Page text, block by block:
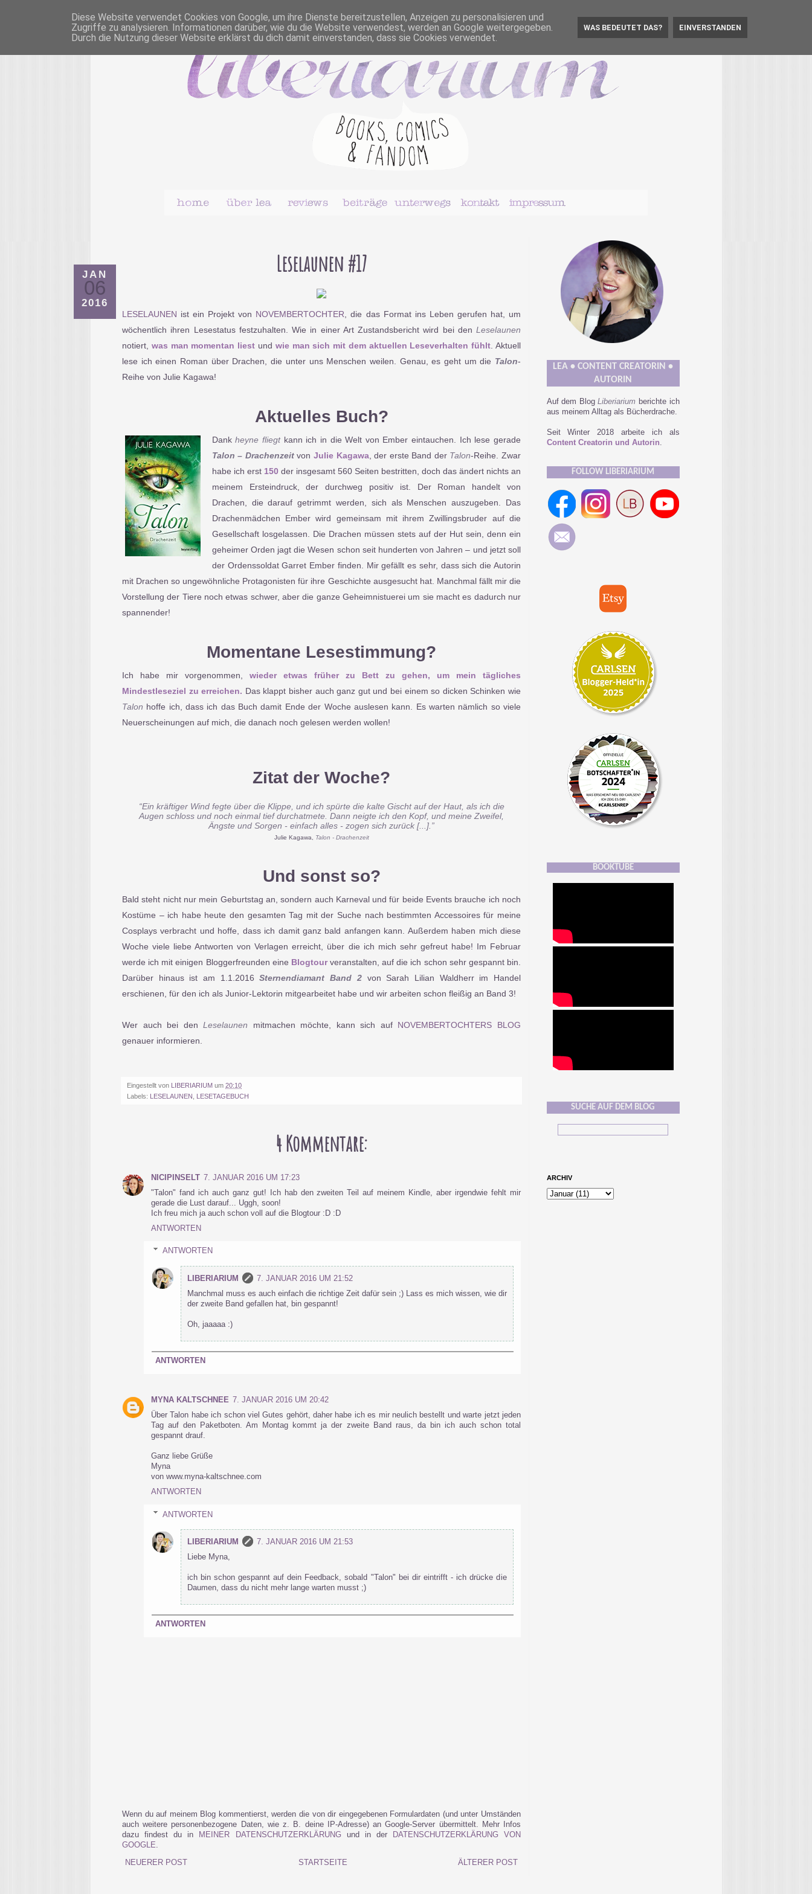
JAN
06
2016
Leselaunen #17
LESELAUNEN ist ein Projekt von NOVEMBERTOCHTER, die das Format ins Leben gerufen hat, um
wöchentlich ihren Lesestatus festzuhalten. Wie in einer Art Zustandsbericht wird bei den Leselaunen
notiert, was man momentan liest und wie man sich mit dem aktuellen Leseverhalten fühlt. Aktuell
lese ich einen Roman über Drachen, die unter uns Menschen weilen. Genau, es geht um die Talon-
Reihe von Julie Kagawa!
Aktuelles Buch?
Dankheyne fliegtkann ich in die Welt von Ember eintauchen. Ich lese gerade
Talon – DrachenzeitvonJulie Kagawa, der erste Band der Talon-Reihe. Zwar
habe ich erst 150der insgesamt 560 Seiten bestritten, doch das ändert nichts an
meinem Ersteindruck, der durchweg positiv ist. Der Roman handelt von
Drachen, die darauf getrimmt werden, sich als Menschen auszugeben. Das
Drachenmädchen Ember wird gemeinsam mit ihrem Zwillingsbruder auf die
Gesellschaft losgelassen. Die Drachen müssen stets auf der Hut sein, denn ein
geheimer Orden jagt die Wesen schon seit hunderten von Jahren – und jetzt soll
der Ordenssoldat Garret Ember finden. Mir gefällt es sehr, dass sich die Autorin
mit Drachen so ungewöhnliche Protagonisten für ihre Geschichte ausgesucht hat. Manchmal fällt mir die
Vorstellung der Tiere noch etwas schwer, aber die ganze Geheimnistuerei um sie macht es dadurch nur
spannender!
Momentane Lesestimmung?
Ich habe mir vorgenommen, wieder etwas früher zu Bett zu gehen, um mein tägliches
Mindestleseziel zu erreichen. Das klappt bisher auch ganz gut und bei einem so dicken Schinken wie
Talon hoffe ich, dass ich das Buch damit Ende der Woche auslesen kann. Es warten nämlich so viele
Neuerscheinungen auf mich, die danach noch gelesen werden wollen!
Zitat der Woche?
“Ein kräftiger Wind fegte über die Klippe, und ich spürte die kalte Gischt auf der Haut, als ich die
Augen schloss und noch einmal tief durchatmete. Dann neigte ich den Kopf, und meine Zweifel,
Ängste und Sorgen - einfach alles - zogen sich zurück [...]. ”
Julie Kagawa, Talon - Drachenzeit
Und sonst so?
Bald steht nicht nur mein Geburtstag an, sondern auch Karneval und für beide Events brauche ich noch
Kostüme – ich habe heute den gesamten Tag mit der Suche nach bestimmten Accessoires für meine
Cosplays verbracht und hoffe, dass ich damit ganz bald anfangen kann. Außerdem haben mich diese
Woche viele liebe Antworten von Verlagen erreicht, über die ich mich sehr gefreut habe! Im Februar
werde ich mit einigen Bloggerfreunden eine Blogtourveranstalten, auf die ich schon sehr gespannt bin.
Darüber hinaus ist am 1.1.2016Sternendiamant Band 2von Sarah Lilian Waldherr im Handel
erschienen, für den ich als Junior-Lektorin mitgearbeitet habe und wir arbeiten schon fleißig an Band 3!
Wer auch bei denLeselaunen mitmachen möchte, kann sich auf
NOVEMBERTOCHTERS BLOG
genauer informieren.
Eingestellt von LIBERIARIUM um 20:10
Labels: LESELAUNEN LESETAGEBUCH
4 Kommentare:
NICIPINSELT 7. JANUAR 2016 UM 17:23
"Talon" fand ich auch ganz gut! Ich hab den zweiten Teil auf meinem Kindle, aber irgendwie fehlt mir
gerade die Lust darauf... Uggh, soon!
Ich freu mich ja auch schon voll auf die Blogtour :D :D
ANTWORTEN
ANTWORTEN
LIBERIARIUM
7. JANUAR 2016 UM 21:52
Manchmal muss es auch einfach die richtige Zeit dafür sein ;) Lass es mich wissen, wie dir
der zweite Band gefallen hat, bin gespannt!
Oh, jaaaaa :)
ANTWORTEN
MYNA KALTSCHNEE 7. JANUAR 2016 UM 20:42
Über Talon habe ich schon viel Gutes gehört, daher habe ich es mir neulich bestellt und warte jetzt jeden
Tag auf den Paketboten. Am Montag kommt ja der zweite Band raus, da bin ich auch schon total
gespannt drauf.
Ganz liebe Grüße
Myna
von www.myna-kaltschnee.com
ANTWORTEN
ANTWORTEN
LIBERIARIUM
7. JANUAR 2016 UM 21:53
Liebe Myna,
ich bin schon gespannt auf dein Feedback, sobald "Talon" bei dir eintrifft - ich drücke die
Daumen, dass du nicht mehr lange warten musst ;)
ANTWORTEN
Wenn du auf meinem Blog kommentierst, werden die von dir eingegebenen Formulardaten (und unter Umständen
auch weitere personenbezogene Daten, wie z. B. deine IP-Adresse) an Google-Server übermittelt. Mehr Infos
dazu findest du in
MEINER DATENSCHUTZERKLÄRUNG und in der
DATENSCHUTZERKLÄRUNG VON
GOOGLE
NEUERER POST ÄLTERER POST
STARTSEITE
LEA • CONTENT CREATORIN •
AUTORIN
Auf dem BlogLiberiarium berichte ich
aus meinem Alltag als Bücherdrache.
Seit Winter 2018 arbeite ich als
Content Creatorin und Autorin.
FOLLOW LIBERIARIUM
BOOKTUBE
SUCHE AUF DEM BLOG
ARCHIV
Diese Website verwendet Cookies von Google, um ihre Dienste bereitzustellen, Anzeigen zu personalisieren und
Zugriffe zu analysieren. Informationen darüber, wie du die Website verwendest, werden an Google weitergegeben.
Durch die Nutzung dieser Website erklärst du dich damit einverstanden, dass sie Cookies verwendet.
WAS BEDEUTET DAS? EINVERSTANDEN